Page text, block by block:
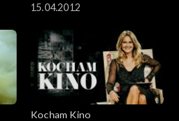
15.04.2012
Kocham Kino